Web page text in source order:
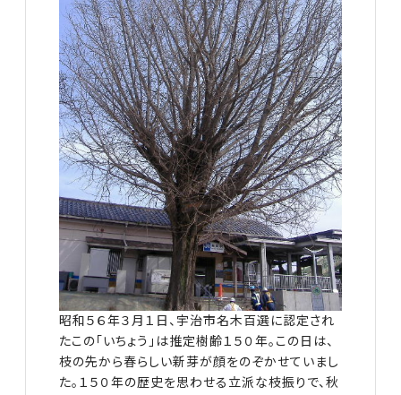
昭和５６年３月１日、宇治市名木百選に認定され
たこの「いちょう」は推定樹齢１５０年。この日は、
枝の先から春らしい新芽が顔をのぞかせていまし
た。１５０年の歴史を思わせる立派な枝振りで、秋